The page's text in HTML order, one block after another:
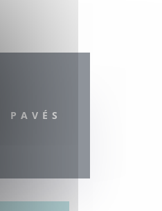
le
PAVÉS